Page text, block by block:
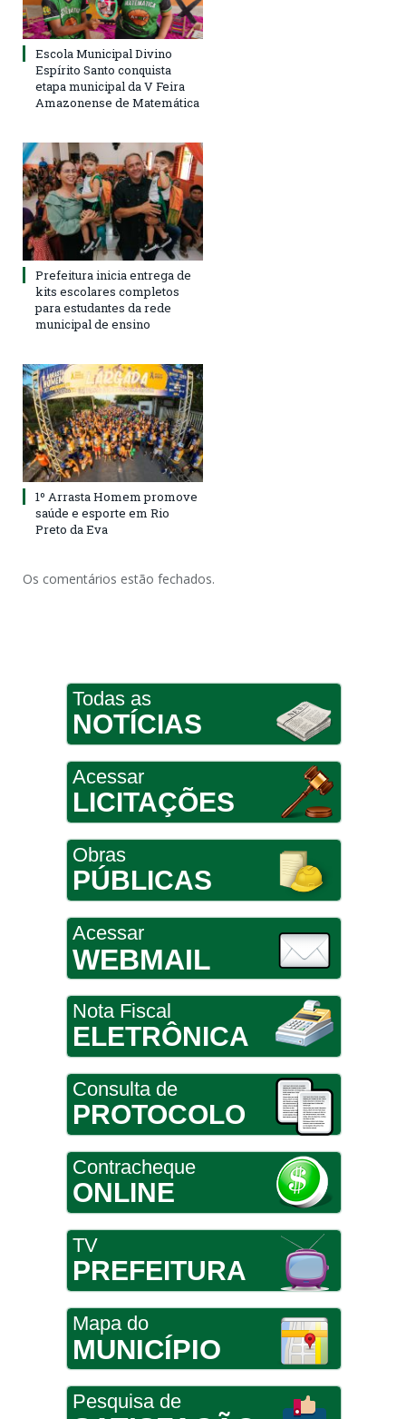
Escola Municipal Divino
Espírito Santo conquista
etapa municipal da V Feira
Amazonense de Matemática
Prefeitura inicia entrega de
kits escolares completos
para estudantes da rede
municipal de ensino
1º Arrasta Homem promove
saúde e esporte em Rio
Preto da Eva
Os comentários estão fechados.
Todas as
NOTÍCIAS
Acessar
LICITAÇÕES
Obras
PÚBLICAS
Acessar
WEBMAIL
Nota Fiscal
ELETRÔNICA
Consulta de
PROTOCOLO
Contracheque
ONLINE
TV
PREFEITURA
Mapa do
MUNICÍPIO
Pesquisa de